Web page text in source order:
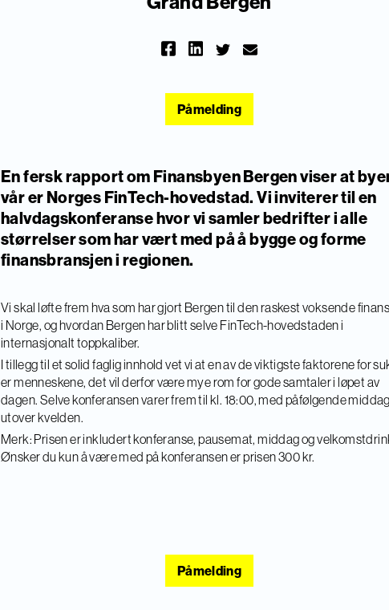
Påmelding
En fersk rapport om Finansbyen Bergen viser at
vår er Norges FinTech-hovedstad. Vi inviterer til en
halvdagskonferanse hvor vi samler bedrifter i alle
størrelser som har vært med på å bygge og forme
finansbransjen i regionen.
Vi skal løfte frem hva som har gjort Bergen til den raskest voksende
i Norge, og hvordan Bergen har blitt selve FinTech-hovedstaden i
internasjonalt toppkaliber.
I tillegg til et solid faglig innhold vet vi at en av de viktigste faktorene for
er menneskene, det vil derfor være mye rom for gode samtaler i løpet av
dagen. Selve konferansen varer frem til kl. 18:00, med påfølgende middag
utover kvelden.
Merk: Prisen er inkludert konferanse, pausemat, middag og
Ønsker du kun å være med på konferansen er prisen 300 kr.
Påmelding